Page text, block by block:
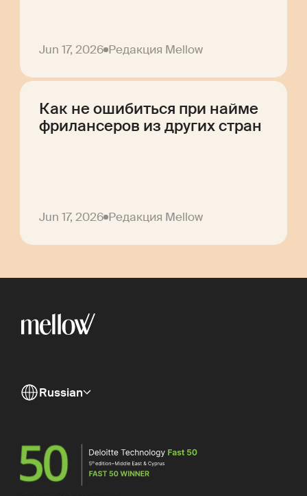
Jun 17, 2026 Редакция Mellow
Как не ошибиться при найме
фрилансеров из других стран
Jun 17, 2026 Редакция Mellow
Russian